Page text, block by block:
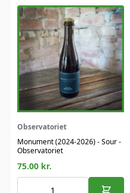
Observatoriet
Monument (2024-2026) - Sour -
Observatoriet
75.00 kr.